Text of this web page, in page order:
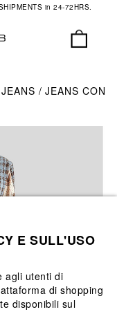
in 24-72HRS.
JEANS JEANS CON
E SULL'USO
agli utenti di
di shopping
disponibili sul